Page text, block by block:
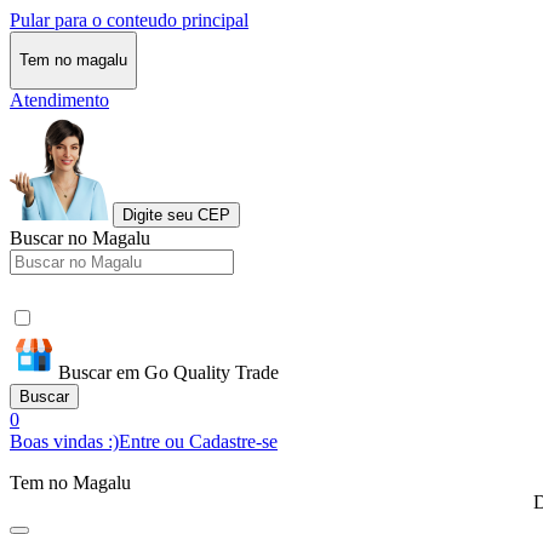
Pular para o conteudo principal
Tem no magalu
Atendimento
Digite seu CEP
Buscar no Magalu
Buscar em Go Quality Trade
Buscar
0
Boas vindas :)Entre ou Cadastre-se
Tem no Magalu